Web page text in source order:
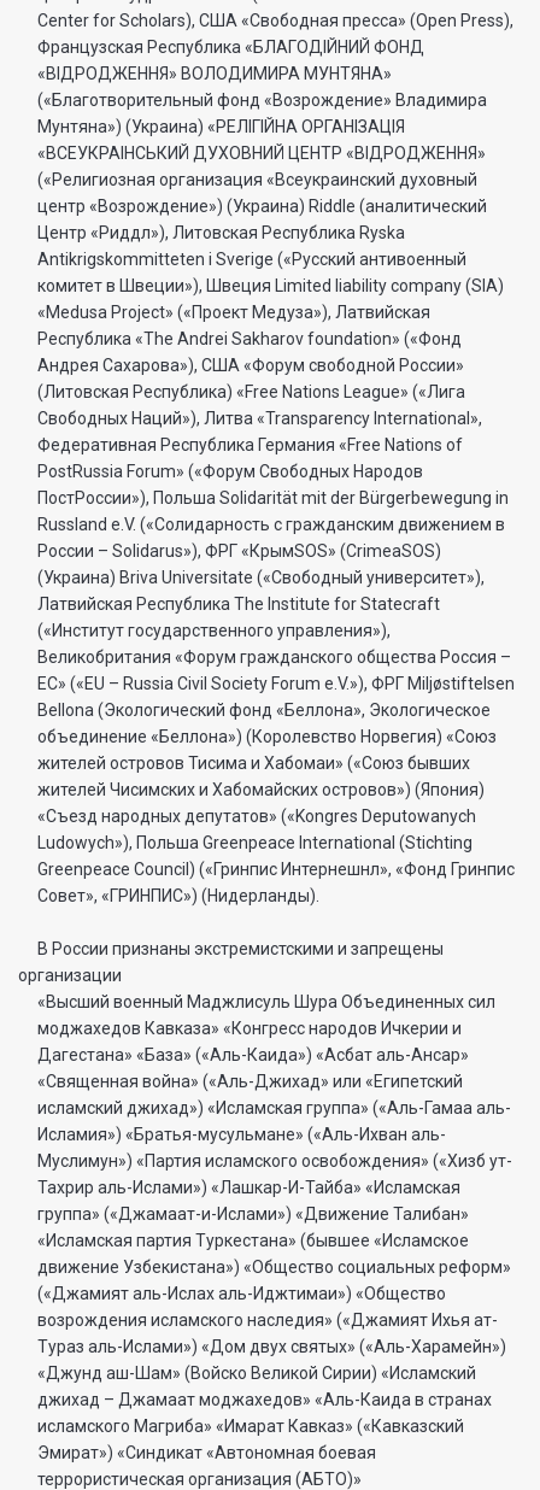
Center for Scholars), США «Свободная пресса» (Open Press),
Французская Республика «БЛАГОДIЙНИЙ ФОНД
«ВIДРОДЖЕННЯ» ВОЛОДИМИРА МУНТЯНА»
(«Благотворительный фонд «Возрождение» Владимира
Мунтяна») (Украина) «РЕЛIГIЙНА ОРГАНIЗАЦIЯ
«ВСЕУКРАIНСЬКИЙ ДУХОВНИЙ ЦЕНТР «ВIДРОДЖЕННЯ»
(«Религиозная организация «Всеукраинский духовный
центр «Возрождение») (Украина) Riddle (аналитический
Центр «Риддл»), Литовская Республика Ryska
Antikrigskommitteten i Sverige («Русский антивоенный
комитет в Швеции»), Швеция Limited liability company (SIA)
«Medusa Project» («Проект Медуза»), Латвийская
Республика «The Andrei Sakharov foundation» («Фонд
Андрея Сахарова»), США «Форум свободной России»
(Литовская Республика) «Free Nations League» («Лига
Свободных Наций»), Литва «Transparеncy International»,
Федеративная Республика Германия «Free Nations of
PostRussia Forum» («Форум Свободных Народов
ПостРоссии»), Польша Solidarität mit der Bürgerbewegung in
Russland e.V. («Солидарность с гражданским движением в
России – Solidarus»), ФРГ «КрымSOS» (CrimeaSOS)
(Украина) Briva Universitate («Свободный университет»),
Латвийская Республика The Institute for Statecraft
(«Институт государственного управления»),
Великобритания «Форум гражданского общества Россия –
ЕС» («EU – Russia Civil Society Forum e.V.»), ФРГ Miljøstiftelsen
Bellona (Экологический фонд «Беллона», Экологическое
объединение «Беллона») (Королевство Норвегия) «Союз
жителей островов Тисима и Хабомаи» («Союз бывших
жителей Чисимских и Хабомайских островов») (Япония)
«Съезд народных депутатов» («Kongres Deputowanych
Ludowych»), Польша Greenpeace International (Stichting
Greenpeace Council) («Гринпис Интернешнл», «Фонд Гринпис
Совет», «ГРИНПИС») (Нидерланды).
В России признаны экстремистскими и запрещены
организации
«Высший военный Маджлисуль Шура Объединенных сил
моджахедов Кавказа» «Конгресс народов Ичкерии и
Дагестана» «База» («Аль-Каида») «Асбат аль-Ансар»
«Священная война» («Аль-Джихад» или «Египетский
исламский джихад») «Исламская группа» («Аль-Гамаа аль-
Исламия») «Братья-мусульмане» («Аль-Ихван аль-
Муслимун») «Партия исламского освобождения» («Хизб ут-
Тахрир аль-Ислами») «Лашкар-И-Тайба» «Исламская
группа» («Джамаат-и-Ислами») «Движение Талибан»
«Исламская партия Туркестана» (бывшее «Исламское
движение Узбекистана») «Общество социальных реформ»
(«Джамият аль-Ислах аль-Иджтимаи») «Общество
возрождения исламского наследия» («Джамият Ихья ат-
Тураз аль-Ислами») «Дом двух святых» («Аль-Харамейн»)
«Джунд аш-Шам» (Войско Великой Сирии) «Исламский
джихад – Джамаат моджахедов» «Аль-Каида в странах
исламского Магриба» «Имарат Кавказ» («Кавказский
Эмират») «Синдикат «Автономная боевая
террористическая организация (АБТО)»